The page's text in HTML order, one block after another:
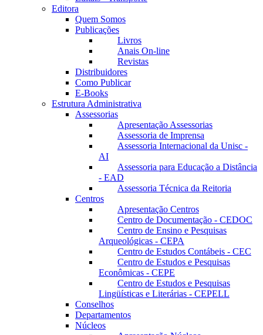
Editora
Quem Somos
Publicações
Livros
Anais On-line
Revistas
Distribuidores
Como Publicar
E-Books
Estrutura Administrativa
Assessorias
Apresentação Assessorias
Assessoria de Imprensa
Assessoria Internacional da Unisc -
AI
Assessoria para Educação a Distância
- EAD
Assessoria Técnica da Reitoria
Centros
Apresentação Centros
Centro de Documentação - CEDOC
Centro de Ensino e Pesquisas
Arqueológicas - CEPA
Centro de Estudos Contábeis - CEC
Centro de Estudos e Pesquisas
Econômicas - CEPE
Centro de Estudos e Pesquisas
Lingüísticas e Literárias - CEPELL
Conselhos
Departamentos
Núcleos